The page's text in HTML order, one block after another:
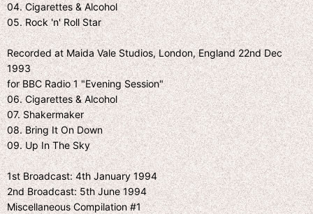
04. Cigarettes & Alcohol
05. Rock 'n' Roll Star
Recorded at Maida Vale Studios, London, England 22nd Dec
1993
for BBC Radio 1 "Evening Session"
06. Cigarettes & Alcohol
07. Shakermaker
08. Bring It On Down
09. Up In The Sky
1st Broadcast: 4th January 1994
2nd Broadcast: 5th June 1994
Miscellaneous Compilation #1